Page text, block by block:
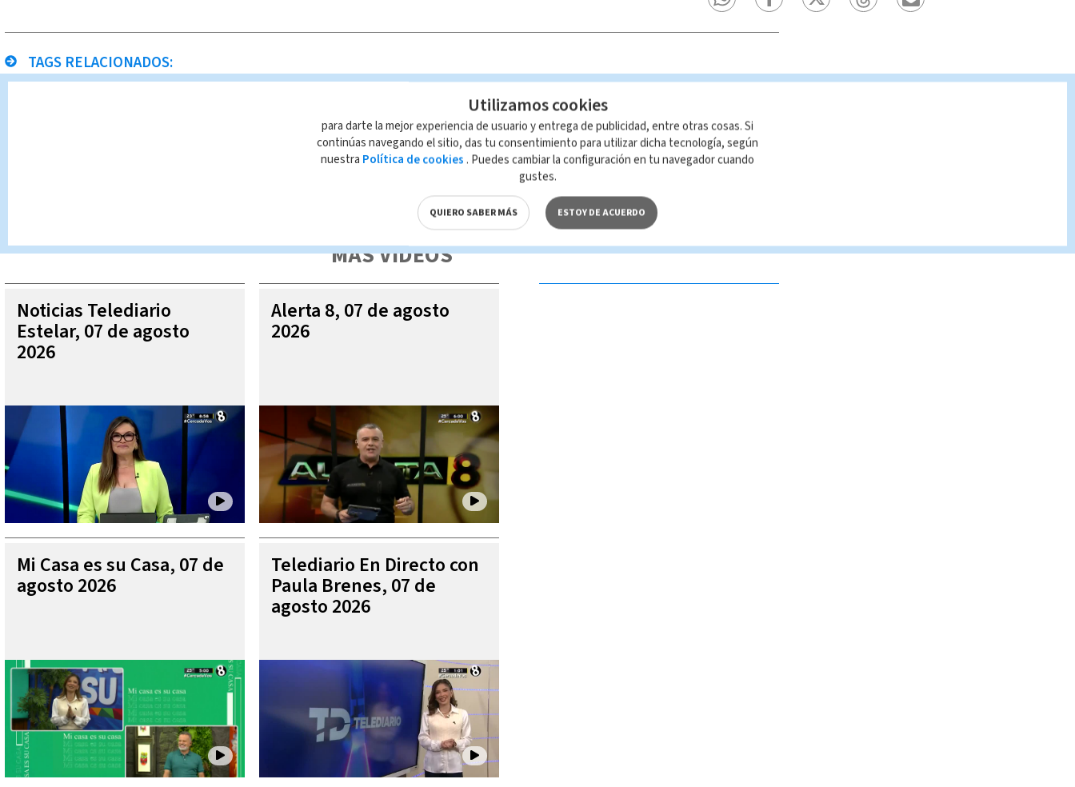
TAGS RELACIONADOS:
Queda prohibida la reproducción total o parcial del contenido de esta página, mismo que es propiedad de TELEDIARIO; su reproducción no
autorizada constituye una infracción y un delito de conformidad con las leyes aplicables.
MÁS VIDEOS
Noticias Telediario
Estelar, 07 de agosto
2026
Alerta 8, 07 de agosto
2026
Mi Casa es su Casa, 07 de
agosto 2026
Telediario En Directo con
Paula Brenes, 07 de
agosto 2026
Utilizamos cookies
para darte la mejor experiencia de usuario y entrega de publicidad, entre otras cosas. Si
continúas navegando el sitio, das tu consentimiento para utilizar dicha tecnología, según
nuestra Política de cookies . Puedes cambiar la configuración en tu navegador cuando
gustes.
QUIERO SABER MÁS ESTOY DE ACUERDO